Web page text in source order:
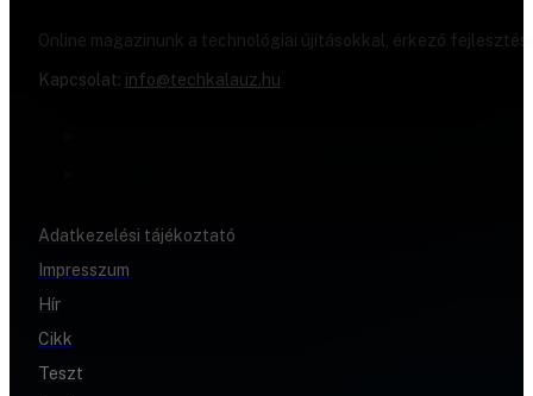
Online magazinunk a technológiai újításokkal, érkező
Kapcsolat: info@techkalauz.hu
Adatkezelési tájékoztató
Impresszum
Hír
Cikk
Teszt